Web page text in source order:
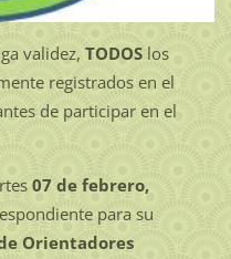
validez,TODOSlos
registrados en el
de participar en el
07 de febrero,
para su
Orientadores